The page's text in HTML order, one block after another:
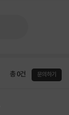
총 0건 문의하기